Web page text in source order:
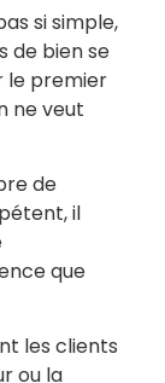
si simple,
de bien se
le premier
ne veut
de
il
que
les clients
ou la